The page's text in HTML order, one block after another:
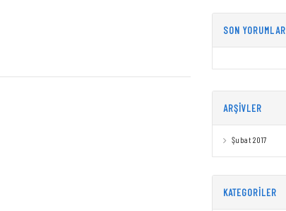
SON YORUMLAR
ARŞIVLER
Şubat 2017
KATEGORILER